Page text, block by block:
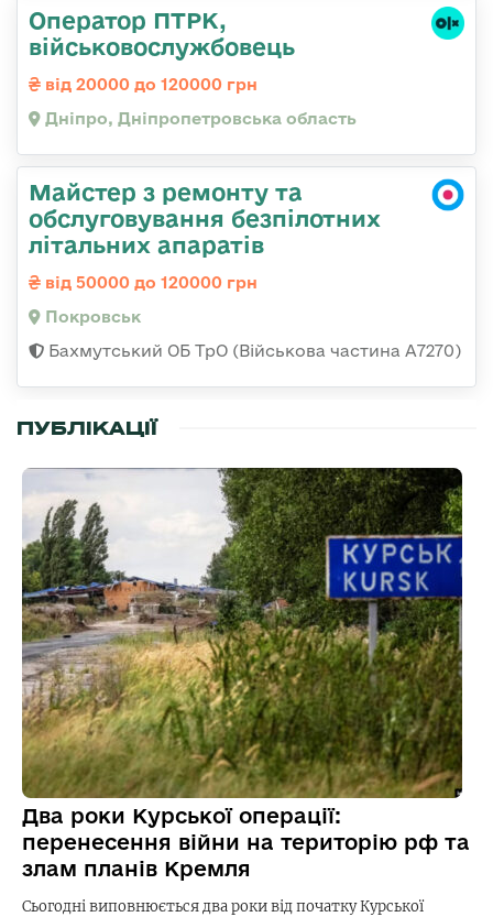
Оператор ПТРК,
військовослужбовець
від 20000 до 120000 грн
Дніпро, Дніпропетровська область
Майстер з ремонту та
обслуговування безпілотних
літальних апаратів
від 50000 до 120000 грн
Покровськ
Бахмутський ОБ ТрО (Військова частина А7270)
ПУБЛІКАЦІЇ
Два роки Курської операції:
перенесення війни на територію рф та
злам планів Кремля
Сьогодні виповнюється два роки від початку Курської